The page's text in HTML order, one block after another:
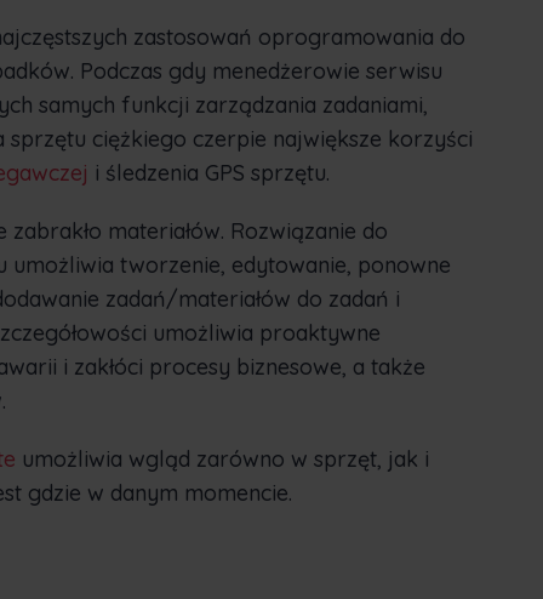
zastosowań oprogramowania do
Podczas gdy menedżerowie serwisu
samych funkcji zarządzania zadaniami,
ciężkiego czerpie największe korzyści
i śledzenia GPS sprzętu.
materiałów. Rozwiązanie do
umożliwia tworzenie, edytowanie, ponowne
zadań/materiałów do zadań i
umożliwia proaktywne
i zakłóci procesy biznesowe, a także
umożliwia wgląd zarówno w sprzęt, jak i
gdzie w danym momencie.